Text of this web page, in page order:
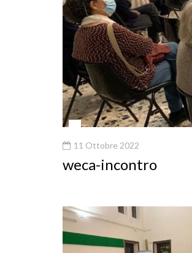
11 Ottobre 2022
weca-incontro